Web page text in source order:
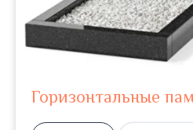
Горизонтальные